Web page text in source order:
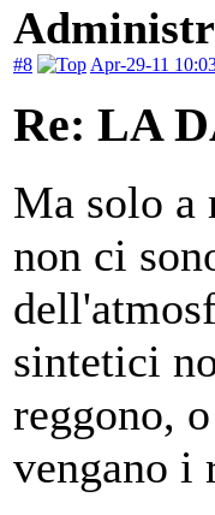
#8 Apr-29-11
Re: LA
Ma solo a
non ci
sintetici
reggono,
vengano